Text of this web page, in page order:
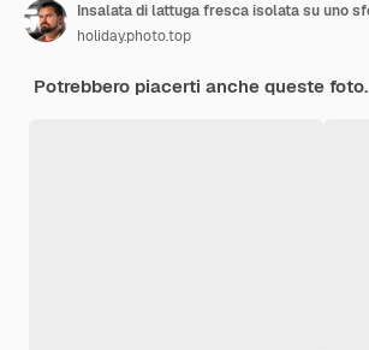
holiday.photo.top
Potrebbero piacerti anche queste foto.